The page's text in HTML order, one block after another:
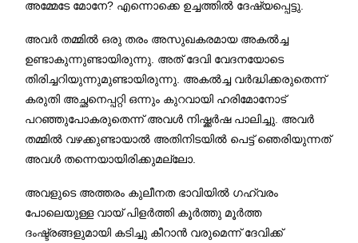
അമ്മേടേ മോനേ? എന്നൊക്കെ ഉച്ചത്തില്‍ ദേഷ്യപ്പെട്ടു
അവര്‍ തമ്മില്‍ ഒരു തരം അസുഖകരമായ അകല്‍ച്ച
ഉണ്ടാകുന്നുണ്ടായിരുന്നു അത് ദേവി വേദനയോടെ
തിരിച്ചറിയുന്നുമുണ്ടായിരുന്നു അകല്‍ച്ച വര്‍ദ്ധിക്കരുതെന്ന്
കരുതി അച്ഛനെപ്പറ്റി ഒന്നും കുറവായി ഹരിമോനോട്
പറഞ്ഞുപോകരുതെന്ന് അവള്‍ നിഷ്ക്കര്‍ഷ പാലിച്ചു അവര്‍
തമ്മില്‍ വഴക്കുണ്ടായാല്‍ അതിനിടയില്‍ പെട്ട് ഞെരിയുന്നത്
അവള്‍ തന്നെയായിരിക്കുമല്ലോ
അവളുടെ അത്തരം കുലീനത ഭാവിയില്‍ ഗഹ്വരം
പോലെയുള്ള വായ് പിളര്‍ത്തി കൂര്‍ത്തു മൂര്‍ത്ത
ദംഷ്ട്രങ്ങളുമായി കടിച്ചു കീറാന്‍ വരുമെന്ന് ദേവിക്ക്